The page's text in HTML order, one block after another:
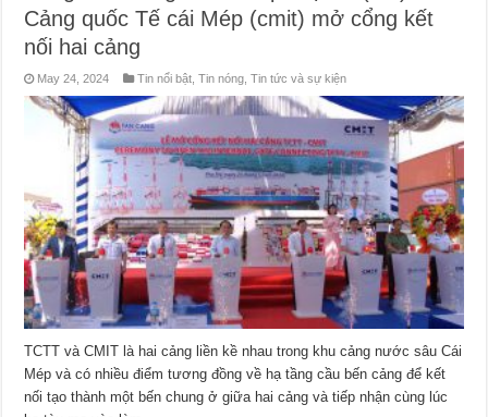
Cảng quốc Tế cái Mép (cmit) mở cổng kết
nối hai cảng
May 24, 2024 Tin nổi bật ,Tin nóng ,Tin tức và sự kiện
TCTT và CMIT là hai cảng liền kề nhau trong khu cảng nước sâu Cái
Mép và có nhiều điểm tương đồng về hạ tầng cầu bến cảng để kết
nối tạo thành một bến chung ở giữa hai cảng và tiếp nhận cùng lúc